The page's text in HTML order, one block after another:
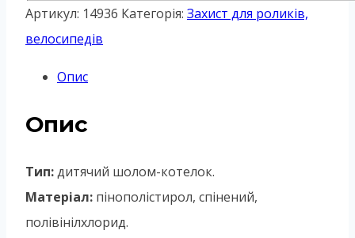
Артикул: 14936 Категорія: Захист для роликів,
велосипедів
Опис
Опис
Тип:дитячий шолом-котелок.
Матеріал: пінополістирол, спінений,
полівінілхлорид.